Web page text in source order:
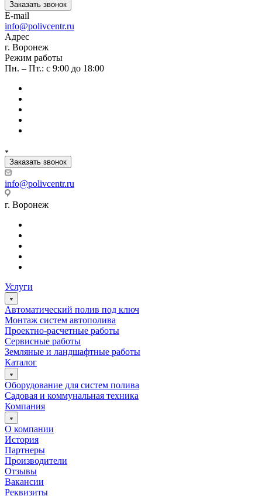
Заказать звонок
E-mail
info@polivcentr.ru
Адрес
г. Воронеж
Режим работы
Пн. – Пт.: с 9:00 до 18:00
Заказать звонок
info@polivcentr.ru
г. Воронеж
Услуги
Автоматический полив под ключ
Монтаж систем автополива
Проектно-расчетные работы
Сервисные работы
Земляные и ландшафтные работы
Каталог
Оборудование для систем полива
Садовая и коммунальная техника
Компания
О компании
История
Партнеры
Производители
Отзывы
Вакансии
Реквизиты